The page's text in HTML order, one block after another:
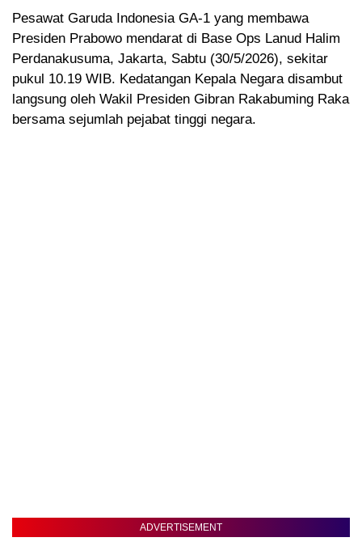
Pesawat Garuda Indonesia GA-1 yang membawa
Presiden Prabowo mendarat di Base Ops Lanud Halim
Perdanakusuma, Jakarta, Sabtu (30/5/2026), sekitar
pukul 10.19 WIB. Kedatangan Kepala Negara disambut
langsung oleh Wakil Presiden Gibran Rakabuming Raka
bersama sejumlah pejabat tinggi negara.
ADVERTISEMENT